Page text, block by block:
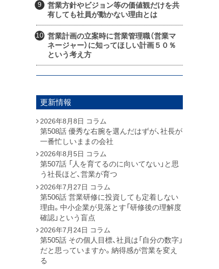
営業方針やビジョン等の価値観だけを共
有しても社員が動かない理由とは
営業計画の立案時に営業管理職（営業マ
ネージャー）に知ってほしい計画５０％
という考え方
更新情報
2026年8月8日 コラム
第508話 優秀な右腕を選んだはずが、社長が
一番忙しいままの会社
2026年8月5日 コラム
第507話 「人を育てるのに向いてない」と思
う社長ほど、営業が育つ
2026年7月27日 コラム
第506話 営業研修に投資しても定着しない
理由。中小企業が見落とす「研修後の理解度
確認」という盲点
2026年7月24日 コラム
第505話 その個人目標、社員は「自分の数字」
だと思っていますか。納得感が営業を変え
る